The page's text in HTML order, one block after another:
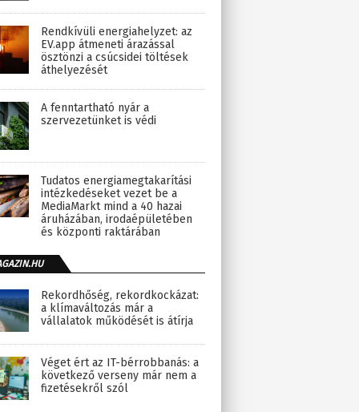
Rendkívüli energiahelyzet: az
EV.app átmeneti árazással
ösztönzi a csúcsidei töltések
áthelyezését
A fenntartható nyár a
szervezetünket is védi
Tudatos energiamegtakarítási
intézkedéseket vezet be a
MediaMarkt mind a 40 hazai
áruházában, irodaépületében
és központi raktárában
Rekordhőség, rekordkockázat:
a klímaváltozás már a
vállalatok működését is átírja
Véget ért az IT-bérrobbanás: a
következő verseny már nem a
fizetésekről szól